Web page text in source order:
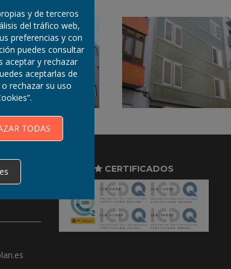
y de terceros
del tráfico web,
preferencias y con
puedes consultar
aceptar y rechazar
aceptarlas de
rechazar su uso
TODAS
CERTIFICADOS